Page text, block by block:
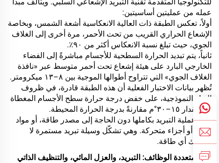
عمله من عمليتين أساسيتين:
أولاً، تعكس الطبقة ذات العالية الانعكاسية أشعة الشمس، وبخاصة
الإشعاع الحراري القريب من تحت الأحمر، مرة أخرى إلى الغلاف
الجوي، حيث تبلغ نسبة الانعكاس أكثر من ٩٠٪.
ثانياً، يتم تبديد الحرارة السطحية للأجسام مباشرةً إلى الفضاء
الخارجي البارد على هيئة إشعاع تحت أحمر متوسط عبر «نافذة
الغلاف الجوي» التي تتراوح أطوالها الموجية بين ٨–١٣ ميكرومتر.
تُظهر بيانات الاختبار الفعلية أن هذه الطبقة قادرة، في ظروف
النهار النموذجية، على خفض درجة حرارة سطح الأجسام المغطاة
بها بمقدار ١٥–٣٠°م مقارنةً بدرجة الحرارة المحيطة.
وتتم عملية التبريد بكاملها دون الحاجة إلى مصدر طاقة، أو مواد
تبريد، أو أجزاء متحركة. وهي تشكّل وسيلة تبريد مستمرة لا
تستهلك أي طاقة.
مادة متعددة الوظائف: التبريد، والعزل المائي، والتنظيف الذاتي